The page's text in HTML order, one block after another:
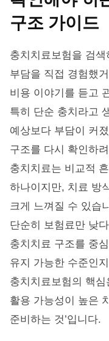
구조 가이드
충치치료보험을 검
부담을 직접 경험했
비용 이야기를 듣고
특히 단순 충치라고
예상보다 부담이 커
구조를 다시 확인하
충치치료는 비교적
하나이지만, 치료 방
크게 느껴질 수 있습
단순히 보험료만 낮
충치치료 구조를 중
유지 가능한 수준인
충치치료보험의 핵심
활용 가능성이 높은
준비하는 것’입니다.